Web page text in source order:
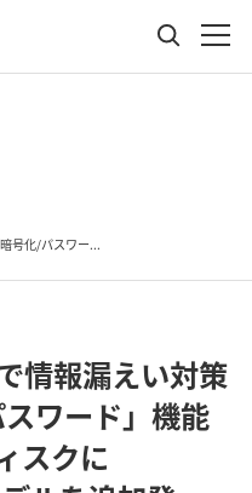
号化/パスワー...
情報漏えい対策
ワード」機能
スクに